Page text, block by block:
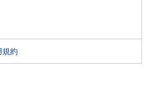
規約